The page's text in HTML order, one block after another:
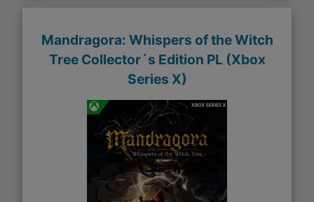
Mandragora: Whispers of the Witch
Tree Collector´s Edition PL (Xbox
Series X)